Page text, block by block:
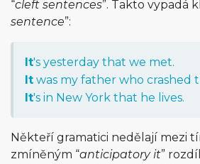
“cleft sentences”. Takto vypadá
sentence”:
It's yesterday that we met.
It was my father who crashed
It's in New York that he lives.
Někteří gramatici nedělají mezi
zmíněným “anticipatory it”